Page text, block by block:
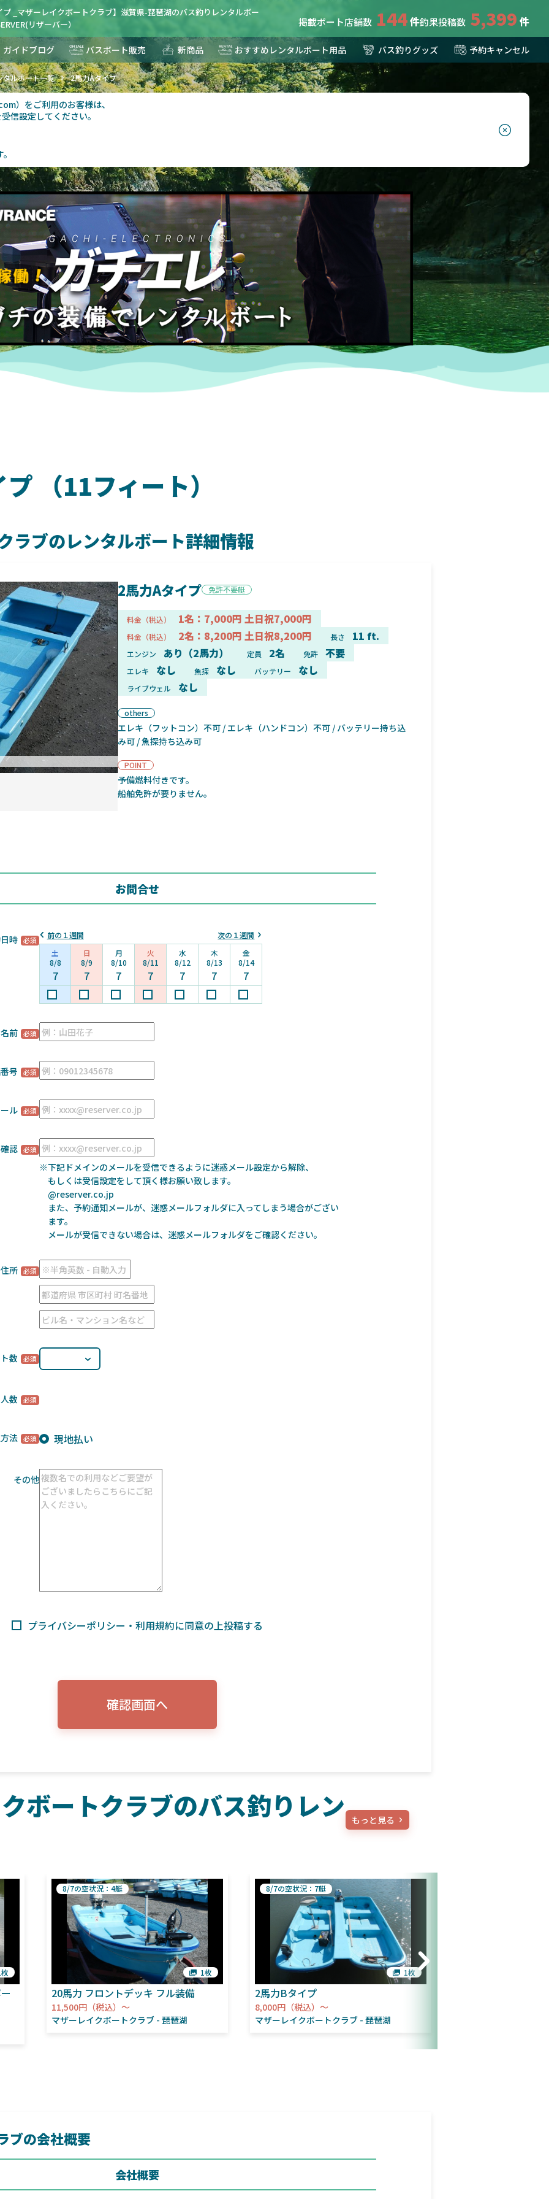
プ _マザーレイクボートクラブ】滋賀県-琵琶湖のバス釣りレンタルボー
リザーバー）
掲載ボート店舗数 144 釣果投稿数 5,399
ガイドブログ バスボート販売 新商品 おすすめレンタルボート用品 バス釣りグッズ 予約キャンセル
タルボート一覧 2馬力Aタイプ
）をご利用のお客様は、
信設定してください。
（11フィート）
ラブのレンタルボート詳細情報
ボート正面
2馬力Aタイプ 免許不要艇
料金（税込） 1名：7,000円 土日祝7,000円
料金（税込） 2名：8,200円 土日祝8,200円 長さ 11 ft.
エンジン あり（2馬力） 定員 2名 免許 不要
エレキ なし 魚探 なし バッテリー なし
ライブウェル なし
others
エレキ（フットコン）不可 / エレキ（ハンドコン）不可 / バッテリー持ち込
み可 / 魚探持ち込み可
POINT
予備燃料付きです。
船舶免許が要りません。
お問合せ
時 前の１週間
次の１週間
土
8/8
7
日
8/9
7
月
8/10
7
火
8/11
7
水
8/12
7
木
8/13
7
金
8/14
7
前
号
ル
認
※下記ドメインのメールを受信できるように迷惑メール設定から解除、
もしくは受信設定をして頂く様お願い致します。
@reserver.co.jp
また、予約通知メールが、迷惑メールフォルダに入ってしまう場合がござい
ます。
メールが受信できない場合は、迷惑メールフォルダをご確認ください。
住所
数
数
法 現地払い
その他
プライバシーポリシー・利用規約に同意の上投稿する
確認画面へ
ボートクラブのバス釣りレン
もっと見る
20馬力 フロントデッキ フル装備
11,500円（税込）～
マザーレイクボートクラブ 琵琶湖
8/7の空状況：4艇
1枚
2馬力Bタイプ
8,000円（税込）～
マザーレイクボートクラブ 琵琶湖
8/7の空状況：7艇
1枚
ブの会社概要
会社概要